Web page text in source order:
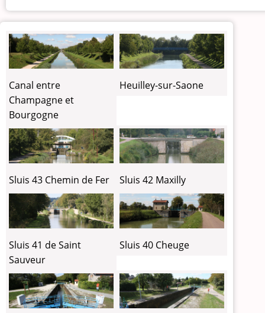
Canal entre
Champagne et
Bourgogne
Heuilley-sur-Saone
Sluis 43 Chemin de Fer Sluis 42 Maxilly
Sluis 41 de Saint
Sauveur
Sluis 40 Cheuge